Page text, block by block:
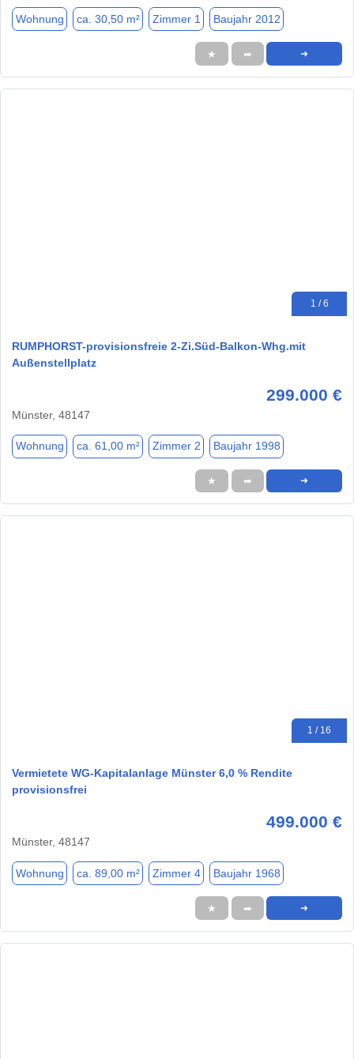
Wohnung ca. 30,50 m² Zimmer 1 Baujahr 2012
★ ➦ ➜
1 / 6
RUMPHORST-provisionsfreie 2-Zi.Süd-Balkon-Whg.mit
Außenstellplatz
299.000 €
Münster, 48147
Wohnung ca. 61,00 m² Zimmer 2 Baujahr 1998
★ ➦ ➜
1 / 16
Vermietete WG-Kapitalanlage Münster 6,0 % Rendite
provisionsfrei
499.000 €
Münster, 48147
Wohnung ca. 89,00 m² Zimmer 4 Baujahr 1968
★ ➦ ➜